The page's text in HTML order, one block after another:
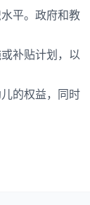
平。政府和教
补贴计划，以
的权益，同时